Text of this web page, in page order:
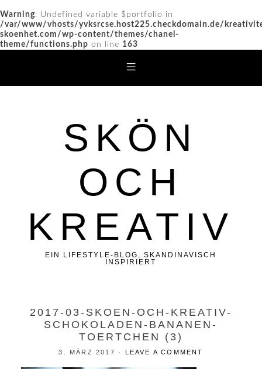
Warning: Undefined variable $portfolio in
/var/www/vhosts/yvksrcse.host225.checkdomain.de/
skoenhet.com/wp-content/themes/chanel-
theme/functions.php on line 163
SKÖN
OCH
KREATIV
EIN LIFESTYLE-BLOG, SKANDINAVISCH
INSPIRIERT
2017-03-SKOEN-OCH-KREATIV-
SCHOKOLADEN-BANANEN-
TOERTCHEN (3)
3. MÄRZ 2017 · LEAVE A COMMENT